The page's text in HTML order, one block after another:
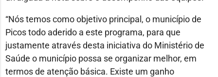
“Nós temos como objetivo principal, o município de
Picos todo aderido a este programa, para que
justamente através desta iniciativa do Ministério de
Saúde o município possa se organizar melhor, em
termos de atenção básica. Existe um ganho